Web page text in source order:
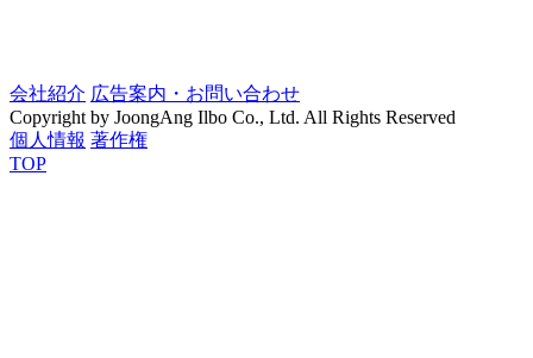
会社紹介 広告案内・お問い合わせ
Copyright by JoongAng Ilbo Co., Ltd. All Rights Reserved
個人情報 著作権
TOP